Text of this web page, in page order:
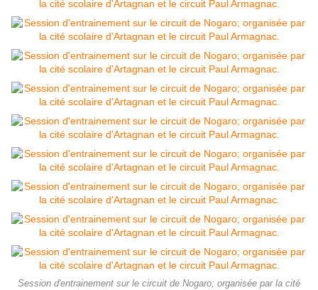
Session d'entrainement sur le circuit de Nogaro; organisée par la cité